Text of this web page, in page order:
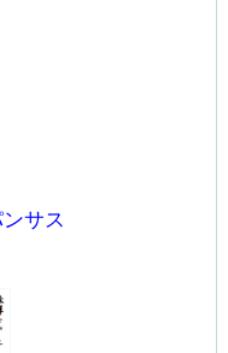
サス